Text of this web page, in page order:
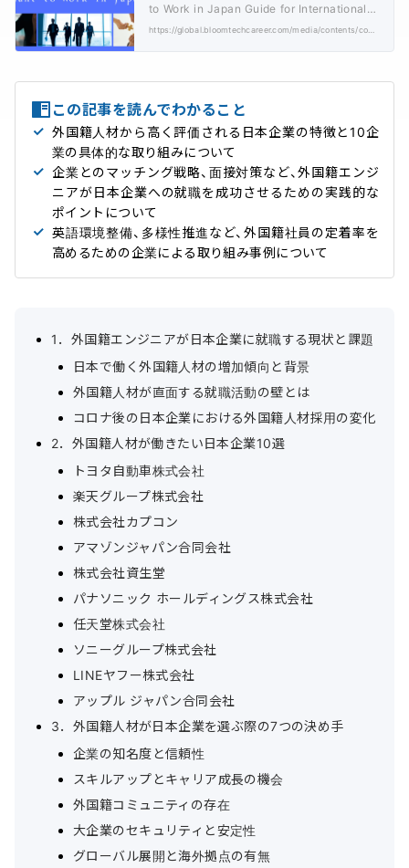
to Work in Japan Guide for International T
alent
この記事を読んでわかること
外国籍人材から高く評価される日本企業の特徴と10企
業の具体的な取り組みについて
企業とのマッチング戦略、面接対策など、外国籍エンジ
ニアが日本企業への就職を成功させるための実践的な
ポイントについて
英語環境整備、多様性推進など、外国籍社員の定着率を
高めるための企業による取り組み事例について
1．外国籍エンジニアが日本企業に就職する現状と課題
日本で働く外国籍人材の増加傾向と背景
外国籍人材が直面する就職活動の壁とは
コロナ後の日本企業における外国籍人材採用の変化
2．外国籍人材が働きたい日本企業10選
トヨタ自動車株式会社
楽天グループ株式会社
株式会社カプコン
アマゾンジャパン合同会社
株式会社資生堂
パナソニック ホールディングス株式会社
任天堂株式会社
ソニーグループ株式会社
LINEヤフー株式会社
アップル ジャパン合同会社
3．外国籍人材が日本企業を選ぶ際の7つの決め手
企業の知名度と信頼性
スキルアップとキャリア成長の機会
外国籍コミュニティの存在
大企業のセキュリティと安定性
グローバル展開と海外拠点の有無